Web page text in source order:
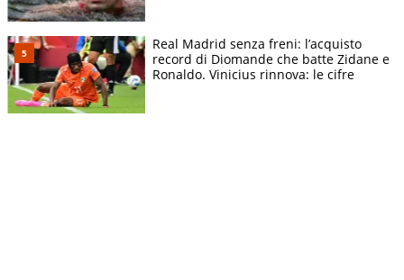
Real Madrid senza freni: l’acquisto
record di Diomande che batte Zidane e
Ronaldo. Vinicius rinnova: le cifre